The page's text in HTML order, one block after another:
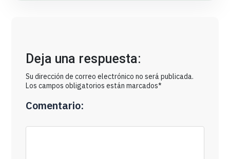
Deja una respuesta:
Su dirección de correo electrónico no será publicada.
Los campos obligatorios están marcados*
Comentario: